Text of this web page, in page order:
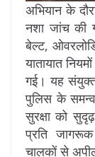
अभियान के
नशा जांच की
बेल्ट,
यातायात
गई। यह संयुक्त
पुलिस के
सुरक्षा को
प्रति जागरूक
चालकों से